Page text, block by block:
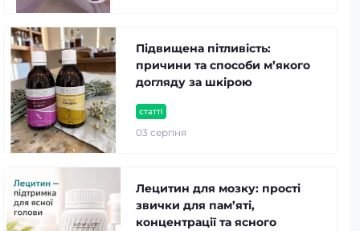
статті
03 серпня
Підвищена пітливість:
причини та способи м’якого
догляду за шкірою
Лецитин для мозку: прості
звички для пам’яті,
концентрації та ясного